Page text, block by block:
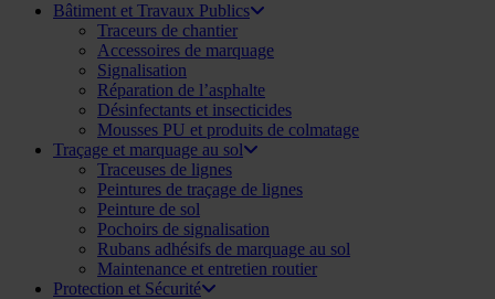
Bâtiment et Travaux Publics
Traceurs de chantier
Accessoires de marquage
Signalisation
Réparation de l’asphalte
Désinfectants et insecticides
Mousses PU et produits de colmatage
Traçage et marquage au sol
Traceuses de lignes
Peintures de traçage de lignes
Peinture de sol
Pochoirs de signalisation
Rubans adhésifs de marquage au sol
Maintenance et entretien routier
Protection et Sécurité